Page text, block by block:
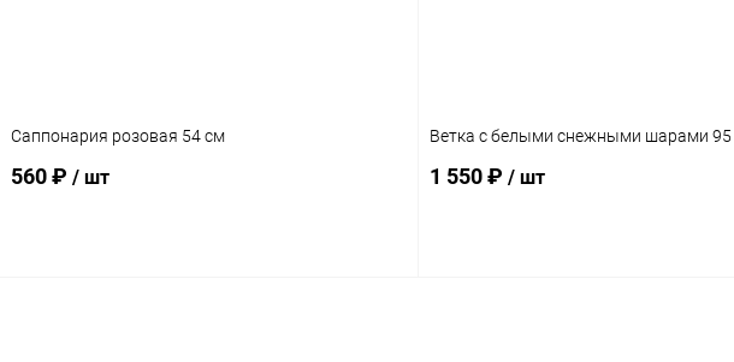
Саппонария розовая 54 см
560 ₽ / шт
Ветка с белыми снежными шарами
1 550 ₽ / шт